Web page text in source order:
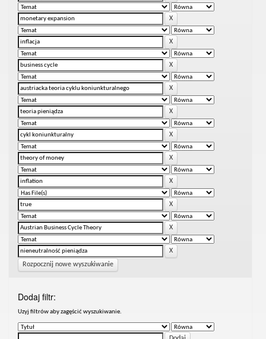
Rozpocznij nowe wyszukiwanie
Dodaj filtr:
Uzyj filtrów aby zagęścić wyszukiwanie.